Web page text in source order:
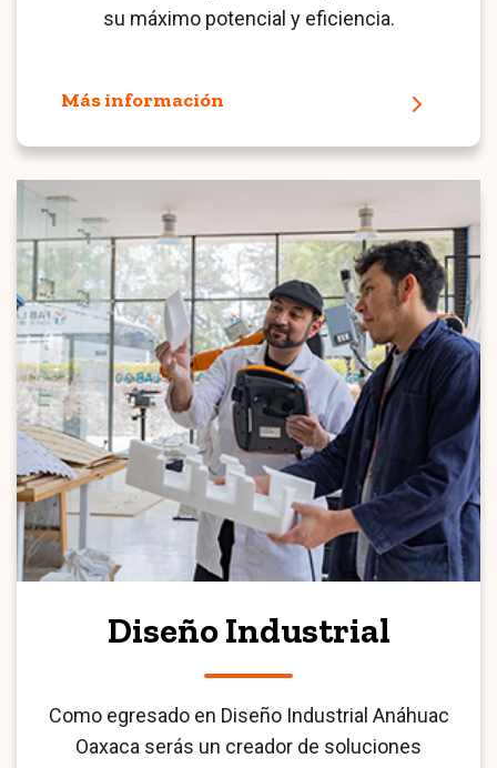
su máximo potencial y eficiencia.
Más información
Diseño Industrial
Como egresado en Diseño Industrial Anáhuac
Oaxaca serás un creador de soluciones